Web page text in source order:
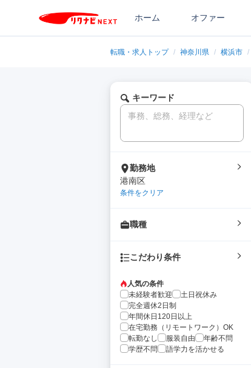
ホーム オファー
転職・求人トップ / 神奈川県 / 横浜市 /
キーワード
勤務地
港南区
条件をクリア
職種
こだわり条件
人気の条件
未経験者歓迎
土日祝休み
完全週休2日制
年間休日120日以上
在宅勤務（リモートワーク）OK
転勤なし
服装自由
年齢不問
学歴不問
語学力を活かせる